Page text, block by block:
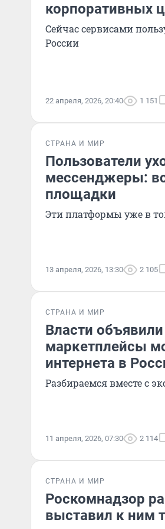
корпоративных
Сейчас сервисами
России
22 апреля, 2026, 20:40 1 151
СТРАНА И МИР
Пользователи
мессенджеры:
площадки
Эти платформы уже в
13 апреля, 2026, 13:30 2 105
СТРАНА И МИР
Власти
маркетплейсы
интернета в
Разбираемся вместе с
11 апреля, 2026, 07:30 2 114
СТРАНА И МИР
Роскомнадзор
выставил к ним